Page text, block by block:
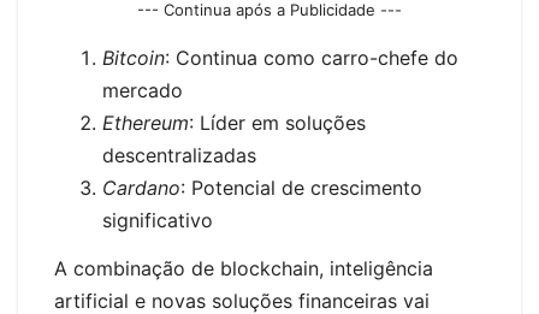
--- Continua após a Publicidade ---
Bitcoin: Continua como carro-chefe do
mercado
Ethereum: Líder em soluções
descentralizadas
Cardano: Potencial de crescimento
significativo
A combinação de blockchain, inteligência
artificial e novas soluções financeiras vai